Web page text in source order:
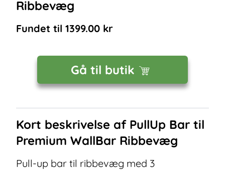
Ribbevæg
Fundet til 1399.00 kr
Gå til butik
Kort beskrivelse af PullUp Bar til
Premium WallBar Ribbevæg
Pull-up bar til ribbevæg med 3